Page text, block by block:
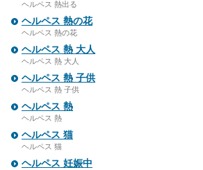
ヘルペス 熱出る
ヘルペス 熱の花
ヘルペス 熱の花
ヘルペス 熱 大人
ヘルペス 熱 大人
ヘルペス 熱 子供
ヘルペス 熱 子供
ヘルペス 熱
ヘルペス 熱
ヘルペス 猫
ヘルペス 猫
ヘルペス 妊娠中